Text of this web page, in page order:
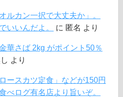
ルカン一択で大丈夫か」。
いいんだよ。
に 匿名 より
さば 2kg がポイント50％
より
ースカツ定食」などが150円
べログ有名店より旨いぞ。